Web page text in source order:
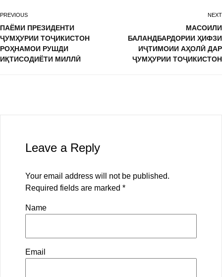
PREVIOUS
ПАЁМИ ПРЕЗИДЕНТИ
ҶУМҲУРИИ ТОҶИКИСТОН
РОҲНАМОИ РУШДИ
ИҚТИСОДИЁТИ МИЛЛӢ
NEXT
МАСОИЛИ
БАЛАНДБАРДОРИИ ҲИФЗИ
ИҶТИМОИИ АҲОЛӢ ДАР
ҶУМҲУРИИ ТОҶИКИСТОН
Leave a Reply
Your email address will not be published.
Required fields are marked *
Name
Email